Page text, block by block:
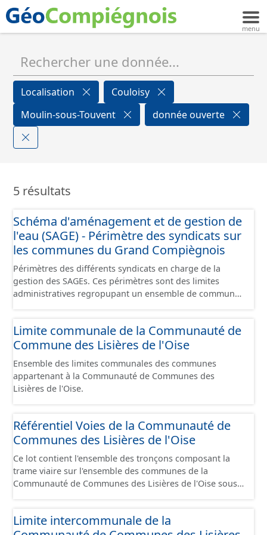
Localisation
Couloisy
Moulin-sous-Touvent
donnée ouverte
5 résultats
Schéma d'aménagement et de gestion de
l'eau (SAGE) - Périmètre des syndicats sur
les communes du Grand Compiègnois
Périmètres des différents syndicats en charge de la
gestion des SAGEs. Ces périmètres sont des limites
administratives regropupant un ensemble de communes
diverses : - SAGE, - GEMA (Gestion des Milieux
Aquatiques) - Ruissellement. Le ou les périmètres du
données.
Limite communale de la Communauté de
Commune des Lisières de l'Oise
Ensemble des limites communales des communes
appartenant à la Communauté de Communes des
Lisières de l'Oise.
Référentiel Voies de la Communauté de
Communes des Lisières de l'Oise
Ce lot contient l'ensemble des tronçons composant la
trame viaire sur l'ensemble des communes de la
Communauté de Communes des Lisières de l'Oise sous
par un libellé de voie. Un tronçon appartient à une ou
Limite intercommunale de la